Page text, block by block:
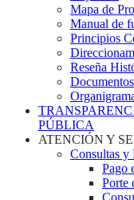
Mapa de
Manual de
Principios
Reseña
Documentos
PÚBLICA
ATENCIÓN Y
Consultas y
Pago
Porte